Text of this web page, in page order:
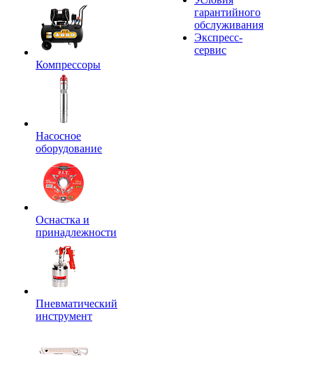
Компрессоры
Насосное
оборудование
Оснастка и
принадлежности
Пневматический
инструмент
гарантийного
обслуживания
Экспресс-
сервис